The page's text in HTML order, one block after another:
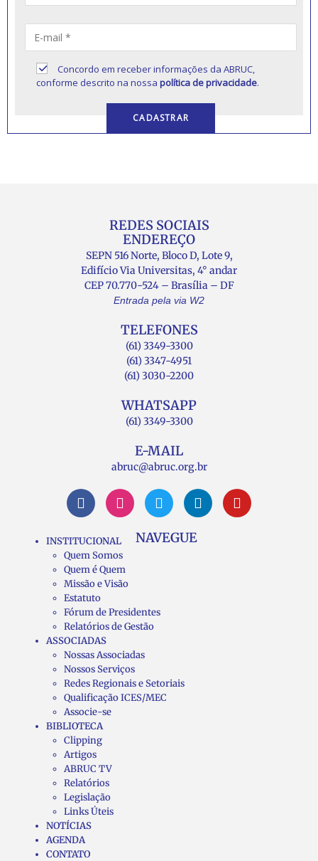
Concordo em receber informações da ABRUC,
conforme descrito na nossapolítica de privacidade.
REDES SOCIAIS
ENDEREÇO
SEPN 516 Norte, Bloco D, Lote 9,
Edifício Via Universitas, 4° andar
CEP 70.770-524 – Brasília – DF
Entrada pela via W2
TELEFONES
(61) 3349-3300
(61) 3347-4951
(61) 3030-2200
WHATSAPP
(61) 3349-3300
E-MAIL
abruc@abruc.org.br
NAVEGUE
INSTITUCIONAL
Quem Somos
Quem é Quem
Missão e Visão
Estatuto
Fórum de Presidentes
Relatórios de Gestão
ASSOCIADAS
Nossas Associadas
Nossos Serviços
Redes Regionais e Setoriais
Qualificação ICES/MEC
Associe-se
BIBLIOTECA
Clipping
Artigos
ABRUC TV
Relatórios
Legislação
Links Úteis
NOTÍCIAS
AGENDA
CONTATO